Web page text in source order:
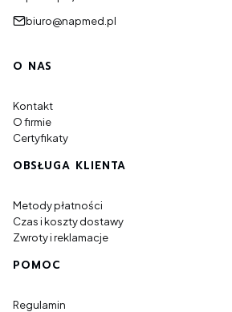
biuro@napmed.pl
Linki w stopce
O NAS
Kontakt
O firmie
Certyfikaty
OBSŁUGA KLIENTA
Metody płatności
Czas i koszty dostawy
Zwroty i reklamacje
POMOC
Regulamin